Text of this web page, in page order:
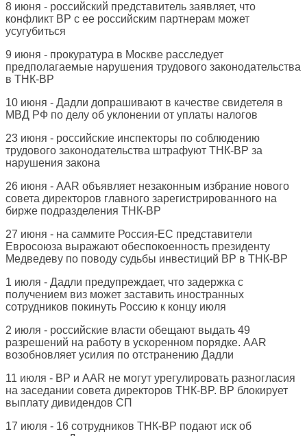
8 июня - российский представитель заявляет, что
конфликт BP с ее российским партнерам может
усугубиться
9 июня - прокуратура в Москве расследует
предполагаемые нарушения трудового законодательства
в ТНК-BP
10 июня - Дадли допрашивают в качестве свидетеля в
МВД РФ по делу об уклонении от уплаты налогов
23 июня - российские инспекторы по соблюдению
трудового законодательства штрафуют ТНК-BP за
нарушения закона
26 июня - AAR объявляет незаконным избрание нового
совета директоров главного зарегистрированного на
бирже подразделения ТНК-BP
27 июня - на саммите Россия-ЕС представители
Евросоюза выражают обеспокоенность президенту
Медведеву по поводу судьбы инвестиций BP в ТНК-BP
1 июля - Дадли предупреждает, что задержка с
получением виз может заставить иностранных
сотрудников покинуть Россию к концу июля
2 июля - российские власти обещают выдать 49
разрешений на работу в ускоренном порядке. AAR
возобновляет усилия по отстранению Дадли
11 июля - BP и AAR не могут урегулировать разногласия
на заседании совета директоров ТНК-BP. BP блокирует
выплату дивидендов СП
17 июля - 16 сотрудников ТНК-BP подают иск об